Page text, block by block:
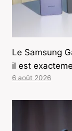
Le Samsung
il est
6 août 2026